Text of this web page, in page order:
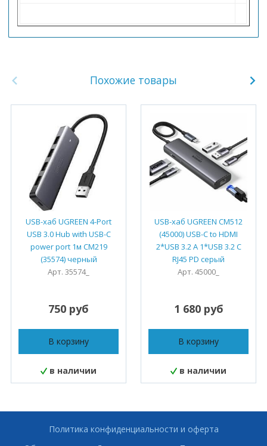
Похожие товары
USB-хаб UGREEN 4-Port
USB 3.0 Hub with USB-C
power port 1м CM219
(35574) черный
Арт. 35574_
750 руб
В корзину
в наличии
USB-хаб UGREEN CM512
(45000) USB-C to HDMI
2*USB 3.2 A 1*USB 3.2 C
RJ45 PD серый
Арт. 45000_
1 680 руб
В корзину
в наличии
Политика конфиденциальности и оферта